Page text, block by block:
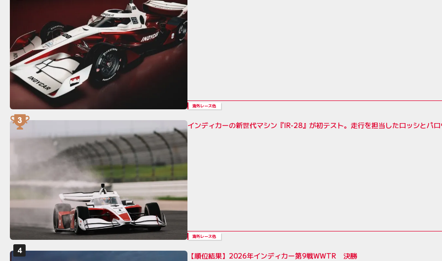
海外レース他
インディカーの新世代マシン『IR-28』が初テスト。走行を担当したロッシとパ
海外レース他
【順位結果】2026年インディカー第9戦WWTR 決勝